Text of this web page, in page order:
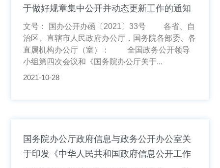
于做好规章集中公开并动态更新工作的通知
文号： 国办公开办函〔2021〕33号 各省、自
治区、直辖市人民政府办公厅，国务院各部委、各
直属机构办公厅（室）： 全国政务公开领导
小组第四次会议和《国务院办公厅关于...
2021-10-28
国务院办公厅政府信息与政务公开办公室关
于印发《中华人民共和国政府信息公开工作